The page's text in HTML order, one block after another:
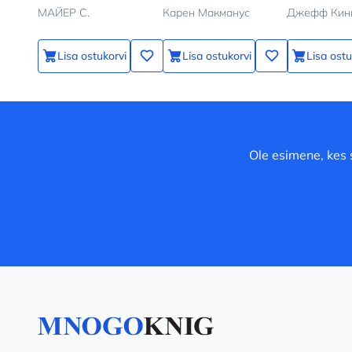
МАЙЕР С.
Lisa ostukorvi
Карен Макманус
Lisa ostukorvi
Джефф
Lisa
Ole esimene,